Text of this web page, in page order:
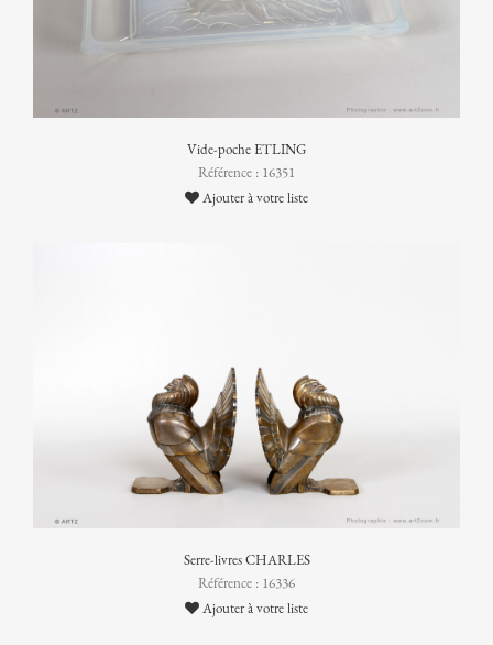
Vide-poche ETLING
Référence : 16351
Ajouter à votre liste
Serre-livres CHARLES
Référence : 16336
Ajouter à votre liste